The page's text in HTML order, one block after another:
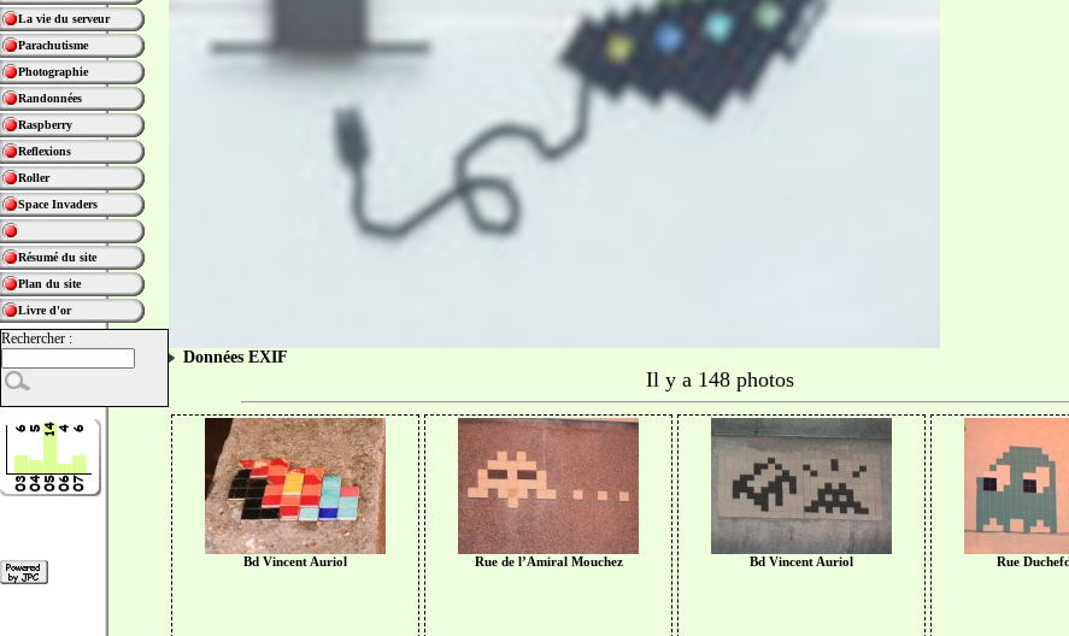
La vie du serveur
Parachutisme
Photographie
Randonnées
Raspberry
Reflexions
Roller
Space Invaders
Résumé du site
Plan du site
Livre d'or
Rechercher :
Données EXIF
Il y a 148 photos
Bd Vincent Auriol Rue de l’Amiral Mouchez Bd Vincent Auriol Rue